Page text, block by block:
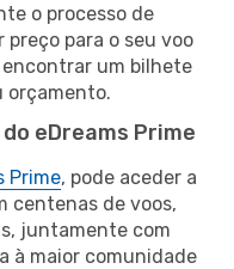
o processo de
para o seu voo
encontrar um bilhete
orçamento.
eDreams Prime
Prime, pode aceder a
centenas de voos,
juntamente com
à maior comunidade